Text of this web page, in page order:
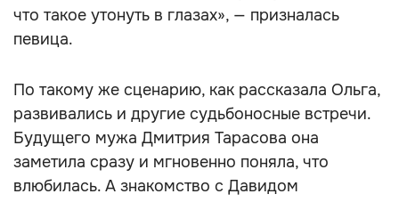
что такое утонуть в глазах», — призналась
певица.
По такому же сценарию, как рассказала Ольга,
развивались и другие судьбоносные встречи.
Будущего мужа Дмитрия Тарасова она
заметила сразу и мгновенно поняла, что
влюбилась. А знакомство с Давидом